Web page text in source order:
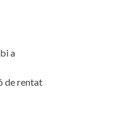
a
de rentat